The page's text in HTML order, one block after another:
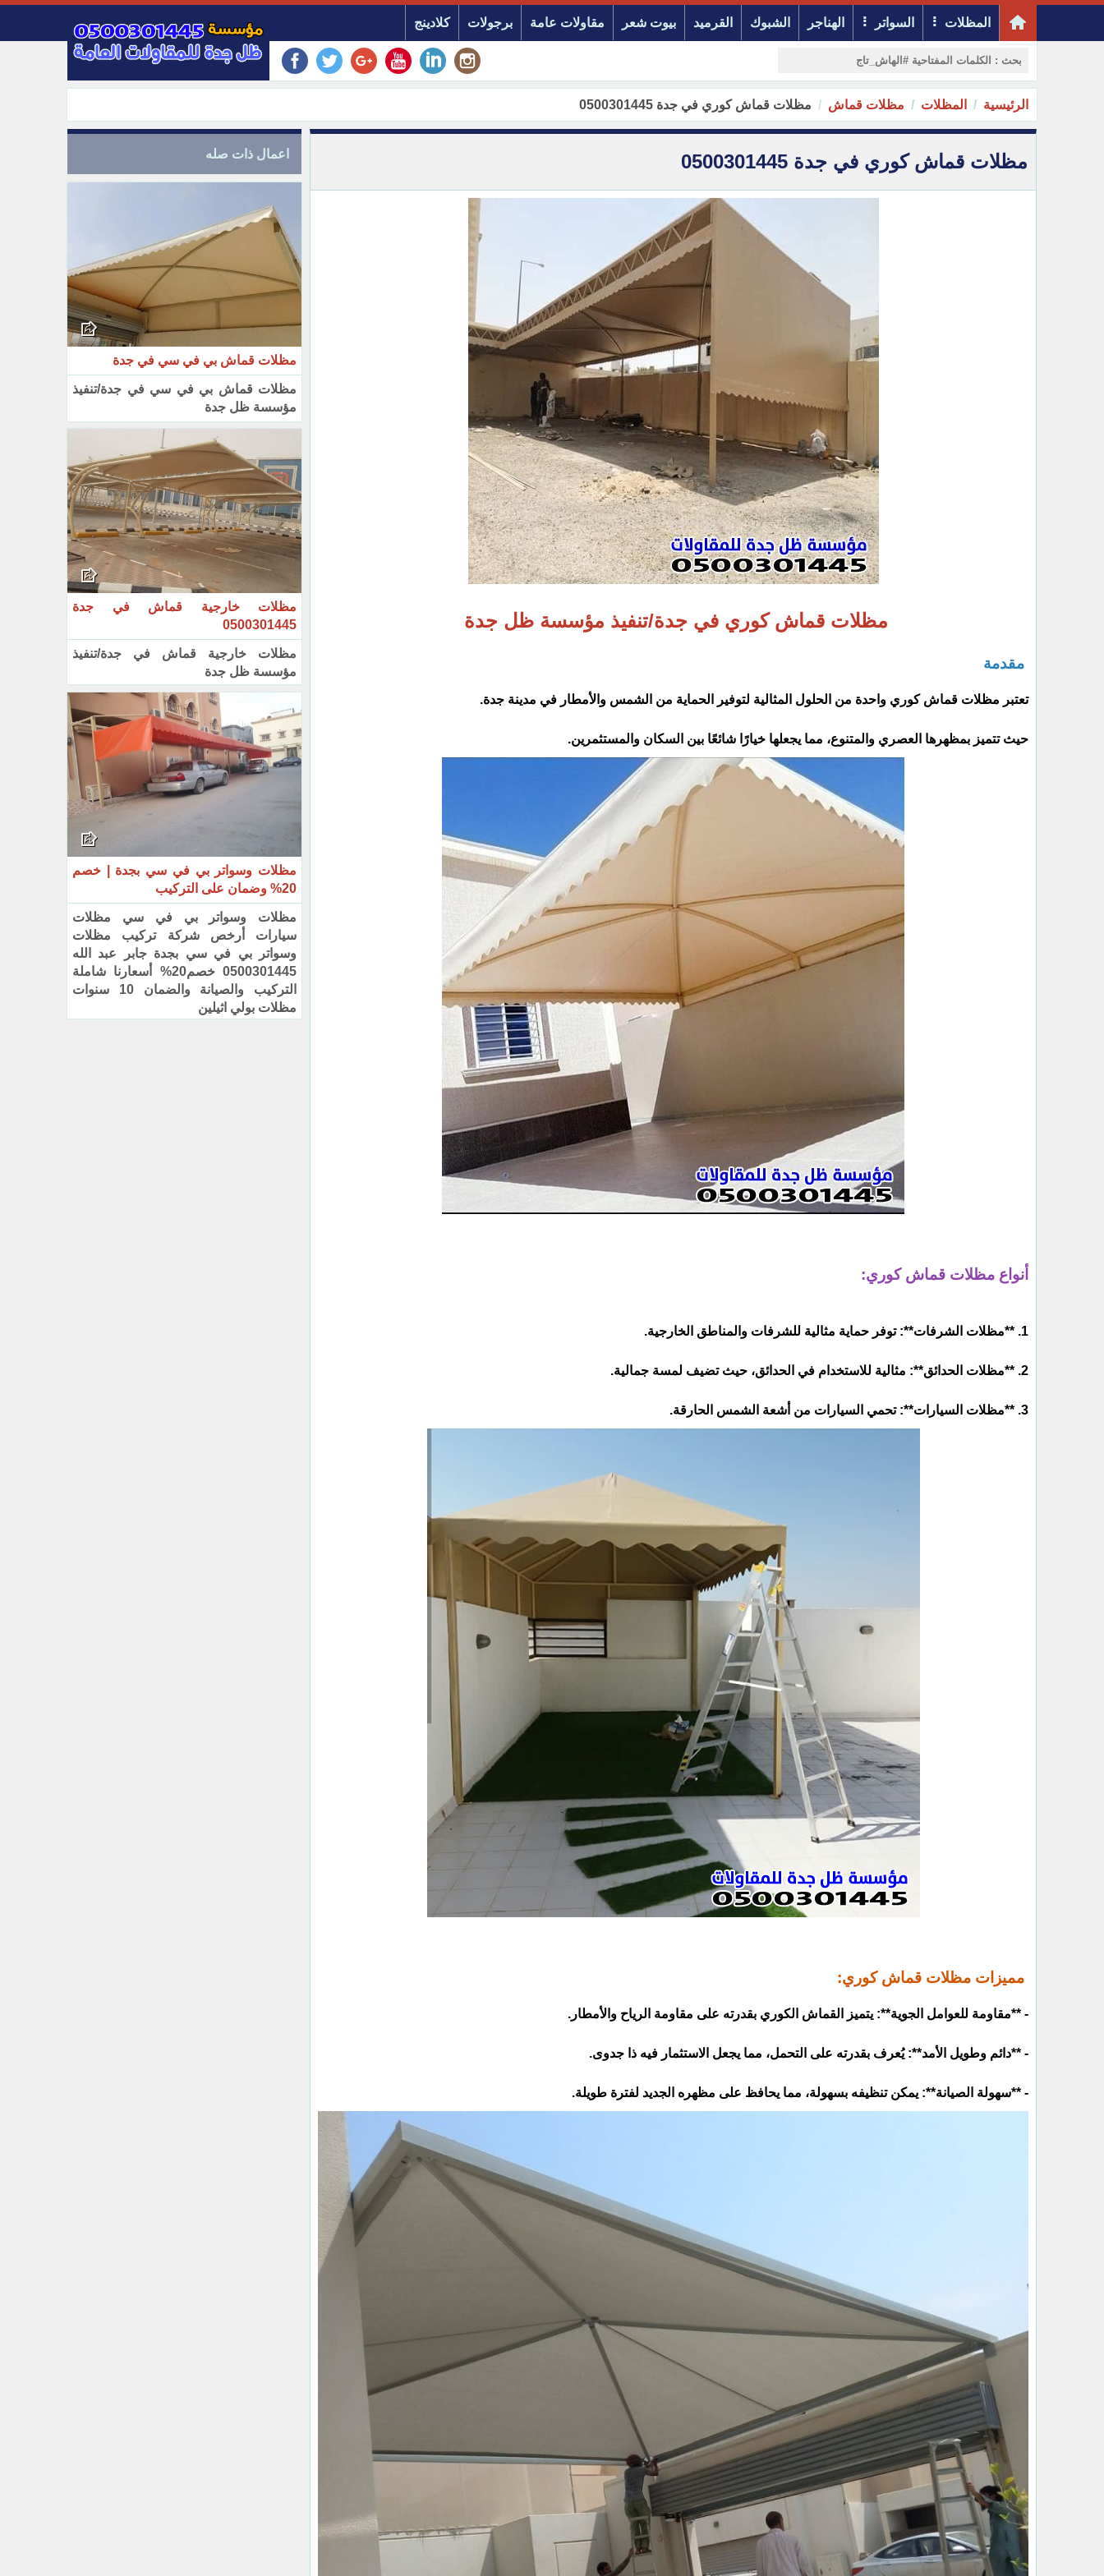
المظلات السواتر الهناجر الشبوك القرميد بيوت شعر مقاولات عامة برجولات كلادينج
الرئيسية المظلات مظلات قماش مظلات قماش كوري في جدة 0500301445
مظلات قماش كوري في جدة 0500301445
مظلات قماش كوري في جدة/تنفيذ مؤسسة ظل جدة
مقدمة
تعتبر مظلات قماش كوري واحدة من الحلول المثالية لتوفير الحماية من الشمس والأمطار في مدينة جدة.
حيث تتميز بمظهرها العصري والمتنوع، مما يجعلها خيارًا شائعًا بين السكان والمستثمرين.
أنواع مظلات قماش كوري:
1. **مظلات الشرفات**: توفر حماية مثالية للشرفات والمناطق الخارجية.
2. **مظلات الحدائق**: مثالية للاستخدام في الحدائق، حيث تضيف لمسة جمالية.
3. **مظلات السيارات**: تحمي السيارات من أشعة الشمس الحارقة.
مميزات مظلات قماش كوري:
- **مقاومة للعوامل الجوية**: يتميز القماش الكوري بقدرته على مقاومة الرياح والأمطار.
- **دائم وطويل الأمد**: يُعرف بقدرته على التحمل، مما يجعل الاستثمار فيه ذا جدوى.
- **سهولة الصيانة**: يمكن تنظيفه بسهولة، مما يحافظ على مظهره الجديد لفترة طويلة.
اعمال ذات صله
مظلات قماش بي في سي في جدة
مظلات قماش بي في سي في جدة/تنفيذ
مؤسسة ظل جدة
مظلات خارجية قماش في جدة
0500301445
مظلات خارجية قماش في جدة/تنفيذ
مؤسسة ظل جدة
مظلات وسواتر بي في سي بجدة | خصم
20% وضمان على التركيب‏
مظلات وسواتر بي في سي مظلات
سيارات أرخص شركة تركيب مظلات
وسواتر بي في سي بجدة جابر عبد الله
‏‏0500301445 خصم20% أسعارنا شاملة
التركيب والصيانة والضمان 10 سنوات
مظلات بولي اثيلين